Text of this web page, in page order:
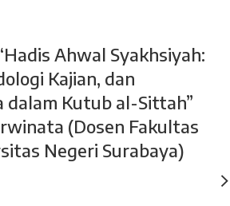
Ahwal Syakhsiyah:
Kajian, dan
dalam Kutub al-Sittah”
(Dosen Fakultas
Negeri Surabaya)